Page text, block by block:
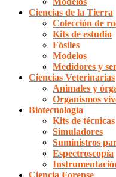
Ciencias de la Tierra
Colección de
Kits de estudio
Fósiles
Modelos
Medidores y
Ciencias Veterinarias
Animales y
Organismos
Biotecnología
Kits de técnicas
Simuladores
Suministros
Espectroscopía
Ciencia Forense